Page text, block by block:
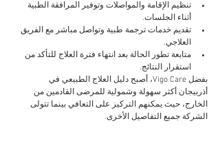
تنظيم الإقامة والمواصلات وتوفير المرافقة الطبية
أثناء الجلسات.
تقديم خدمات ترجمة طبية وتواصل مباشر مع الفريق
العلاجي.
متابعة تطور الحالة بعد انتهاء فترة العلاج للتأكد من
استقرار النتائج.
بفضل Vigo Care، أصبح دليل العلاج الطبيعي في
أذربيجان أكثر سهولة وشمولية للمرضى القادمين من
الخارج، حيث يمكنهم التركيز على التعافي بينما تتولى
الشركة جميع التفاصيل الأخرى.